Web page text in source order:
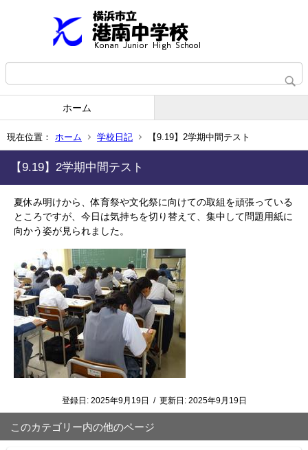
ホーム
現在位置： ホーム 学校日記 【9.19】2学期中間テスト
【9.19】2学期中間テスト
夏休み明けから、体育祭や文化祭に向けての取組を頑張っている
ところですが、今日は気持ちを切り替えて、集中して問題用紙に
向かう姿が見られました。
登録日: 2025年9月19日 / 更新日: 2025年9月19日
このカテゴリー内の他のページ